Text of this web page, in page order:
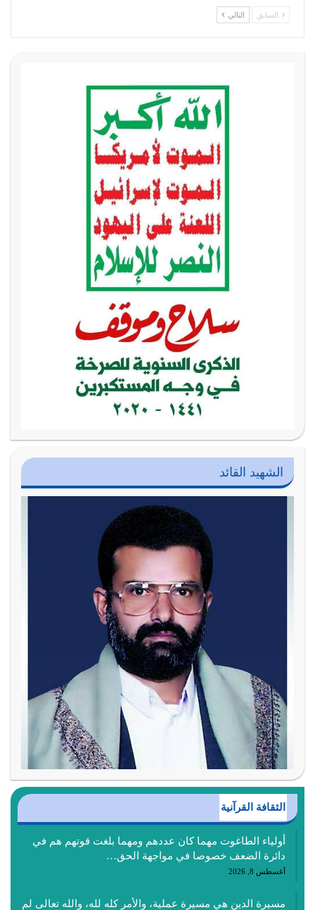
السابق التالي
الشهيد القائد
الثقافة القرآنية
أولياء الطاغوت مهما كان عددهم ومهما بلغت قوتهم هم في
دائرة الضعف خصوصا في مواجهة الحق…
أغسطس 8, 2026
مسيرة الدين هي مسيرة عملية، والأمر كله لله، والله تعالى لم